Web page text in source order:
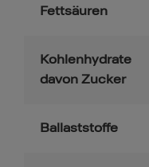
Fettsäuren
Kohlenhydrate
davon Zucker
Ballaststoffe